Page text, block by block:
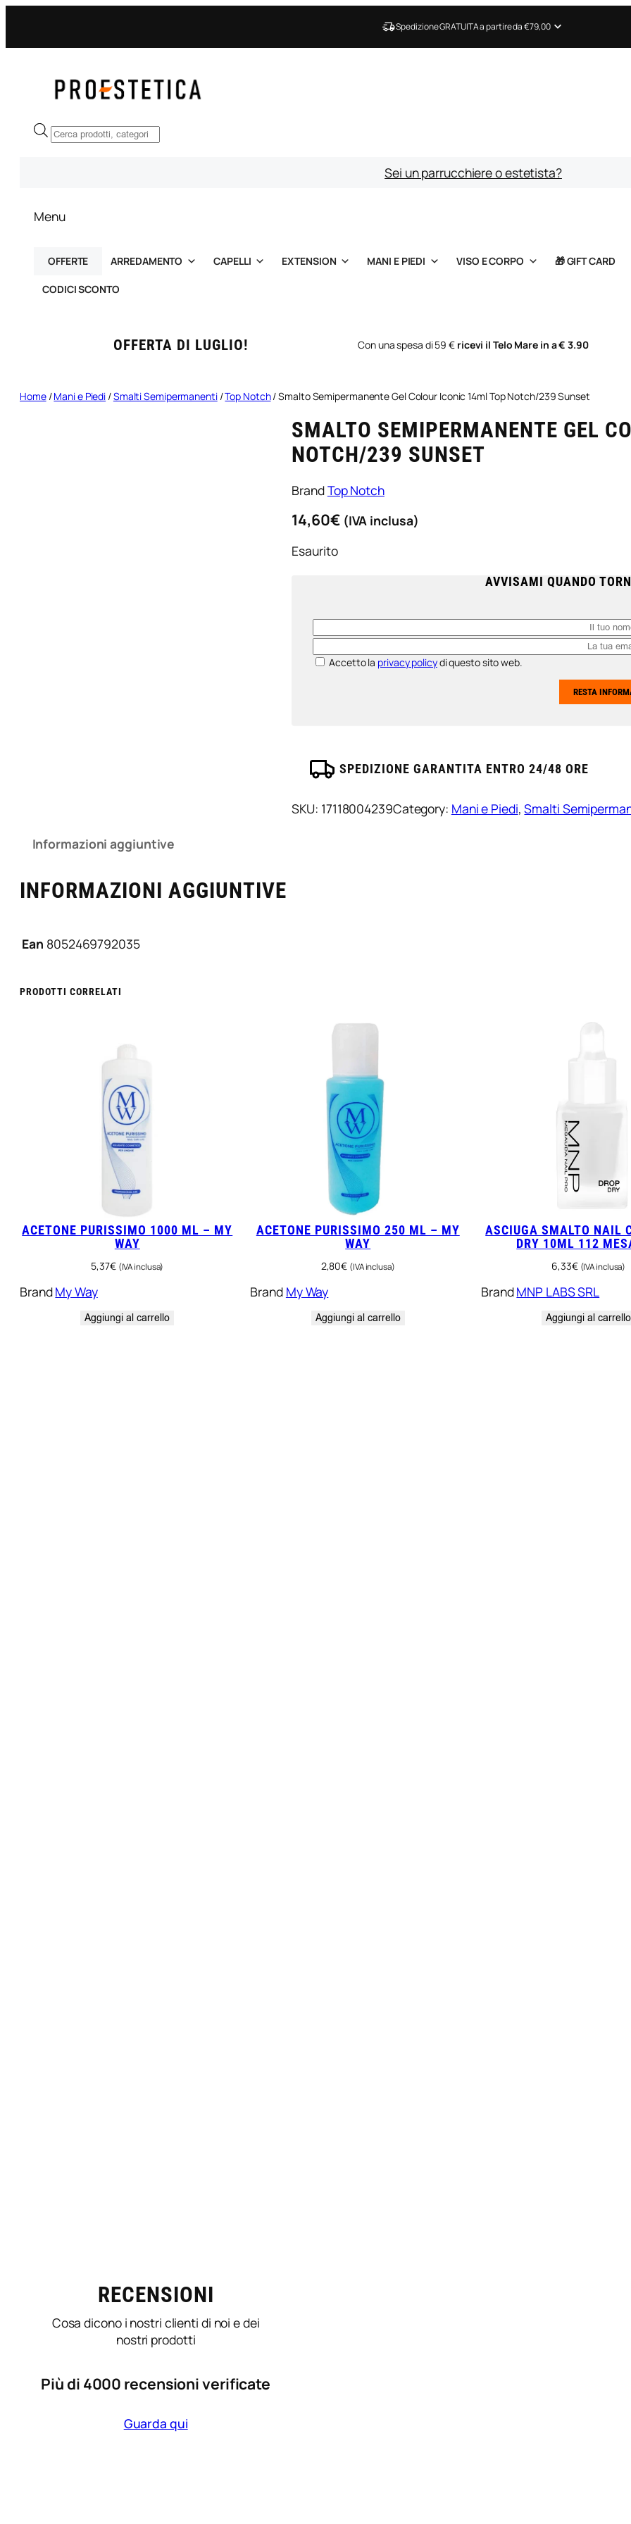
contenuto
Spedizione GRATUITA a partire da €79,00
Ricerca
prodotti
Sei un parrucchiere o estetista?
Menu
OFFERTE ARREDAMENTO CAPELLI EXTENSION MANI E PIEDI VISO E CORPO 🎁 GIFT CARD
CODICI SCONTO
OFFERTA DI LUGLIO! Con una spesa di 59 € ricevi il Telo Mare in a € 3.90
Home/Mani e Piedi /Smalti Semipermanenti/Top Notch/ Smalto Semipermanente Gel Colour Iconic 14ml Top Notch/239 Sunset
SMALTO SEMIPERMANENTE GEL
NOTCH/239 SUNSET
BrandTop Notch
14,60€ (IVA inclusa)
Esaurito
AVVISAMI QUANDO
Accetto la privacy policydi questo sito web.
SPEDIZIONE GARANTITA ENTRO 24/48 ORE
SKU: 17118004239Category: Mani e Piedi, Smalti
Informazioni aggiuntive
INFORMAZIONI AGGIUNTIVE
Ean 8052469792035
PRODOTTI CORRELATI
ACETONE PURISSIMO 1000 ML – MY
WAY
5,37€ (IVA inclusa)
BrandMy Way
Aggiungi al carrello
ACETONE PURISSIMO 250 ML – MY
WAY
2,80€ (IVA inclusa)
Brand My Way
Aggiungi al carrello
ASCIUGA SMALTO NAIL
DRY 10ML 112
6,33€ (IVA inclusa)
BrandMNP LABS SRL
Aggiungi al carrello
RECENSIONI
Cosa dicono i nostri clienti di noi e dei
nostri prodotti
Più di 4000 recensioni verificate
Guarda qui